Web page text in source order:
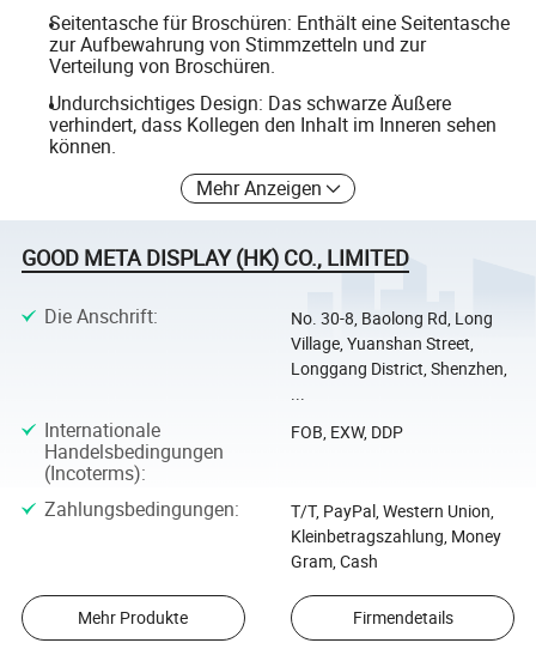
Seitentasche für Broschüren: Enthält eine Seitentasche
zur Aufbewahrung von Stimmzetteln und zur
Verteilung von Broschüren.
Undurchsichtiges Design: Das schwarze Äußere
verhindert, dass Kollegen den Inhalt im Inneren sehen
können.
Mehr Anzeigen
GOOD META DISPLAY (HK) CO., LIMITED
Die Anschrift:
No. 30-8, Baolong Rd, Long
Village, Yuanshan Street,
Longgang District, Shenzhen,
...
Internationale
Handelsbedingungen
(Incoterms):
FOB, EXW, DDP
Zahlungsbedingungen:
T/T, PayPal, Western Union,
Kleinbetragszahlung, Money
Gram, Cash
Mehr Produkte Firmendetails